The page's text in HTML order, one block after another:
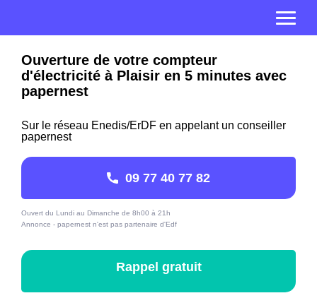
Ouverture de votre compteur
d'électricité à Plaisir en 5 minutes avec
papernest
Sur le réseau Enedis/ErDF en appelant un conseiller
papernest
09 77 40 77 82
Ouvert du Lundi au Dimanche de 8h00 à 21h
Annonce - papernest n'est pas partenaire d'Edf
Rappel gratuit